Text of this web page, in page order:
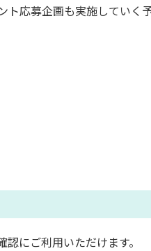
ト応募企画も実施していく
にご利用いただけます。